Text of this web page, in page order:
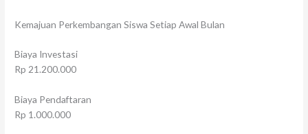
Kemajuan Perkembangan Siswa Setiap Awal Bulan
Biaya Investasi
Rp 21.200.000
Biaya Pendaftaran
Rp 1.000.000